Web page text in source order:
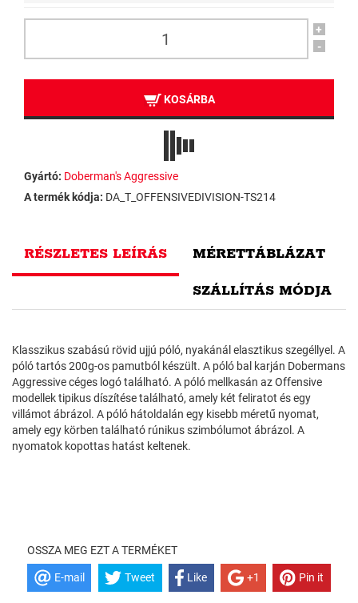
+
-
KOSÁRBA
Gyártó: Doberman's Aggressive
A termék kódja: DA_T_OFFENSIVEDIVISION-TS214
RÉSZLETES LEÍRÁS MÉRETTÁBLÁZAT
SZÁLLÍTÁS MÓDJA
Klasszikus szabású rövid ujjú póló, nyakánál elasztikus szegéllyel. A
póló tartós 200g-os pamutból készült. A póló bal karján Dobermans
Aggressive céges logó található. A póló mellkasán az Offensive
modellek tipikus díszítése található, amely két feliratot és egy
villámot ábrázol. A póló hátoldalán egy kisebb méretű nyomat,
amely egy körben található rúnikus szimbólumot ábrázol. A
nyomatok kopottas hatást keltenek.
OSSZA MEG EZT A TERMÉKET
E-mail Tweet Like +1 Pin it